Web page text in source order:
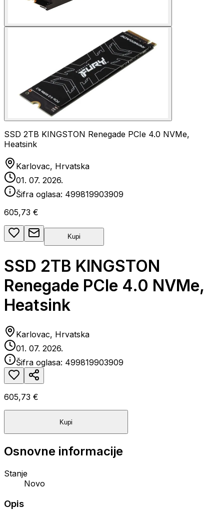
SSD 2TB KINGSTON Renegade PCIe 4.0 NVMe,
Heatsink
Karlovac, Hrvatska
01. 07. 2026.
Šifra oglasa: 499819903909
605,73 €
Kupi
SSD 2TB KINGSTON
Renegade PCIe 4.0 NVMe,
Heatsink
Karlovac, Hrvatska
01. 07. 2026.
Šifra oglasa: 499819903909
605,73 €
Kupi
Osnovne informacije
Stanje
Novo
Opis